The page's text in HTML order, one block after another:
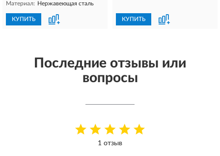
Материал: Нержавеющая сталь
КУПИТЬ КУПИТЬ
Последние отзывы или
вопросы
1 отзыв